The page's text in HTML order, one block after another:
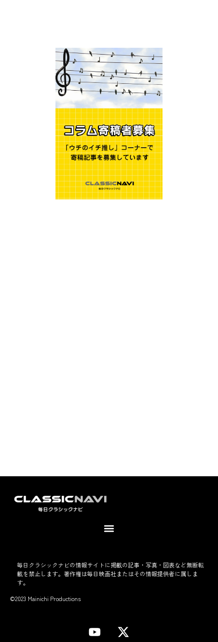
毎日クラシックナビの情報サイトに掲載の記事・写真・図表など無断転
載を禁止します。著作権は毎日映画社またはその情報提供者に属しま
す。
©2023 Mainichi Productions